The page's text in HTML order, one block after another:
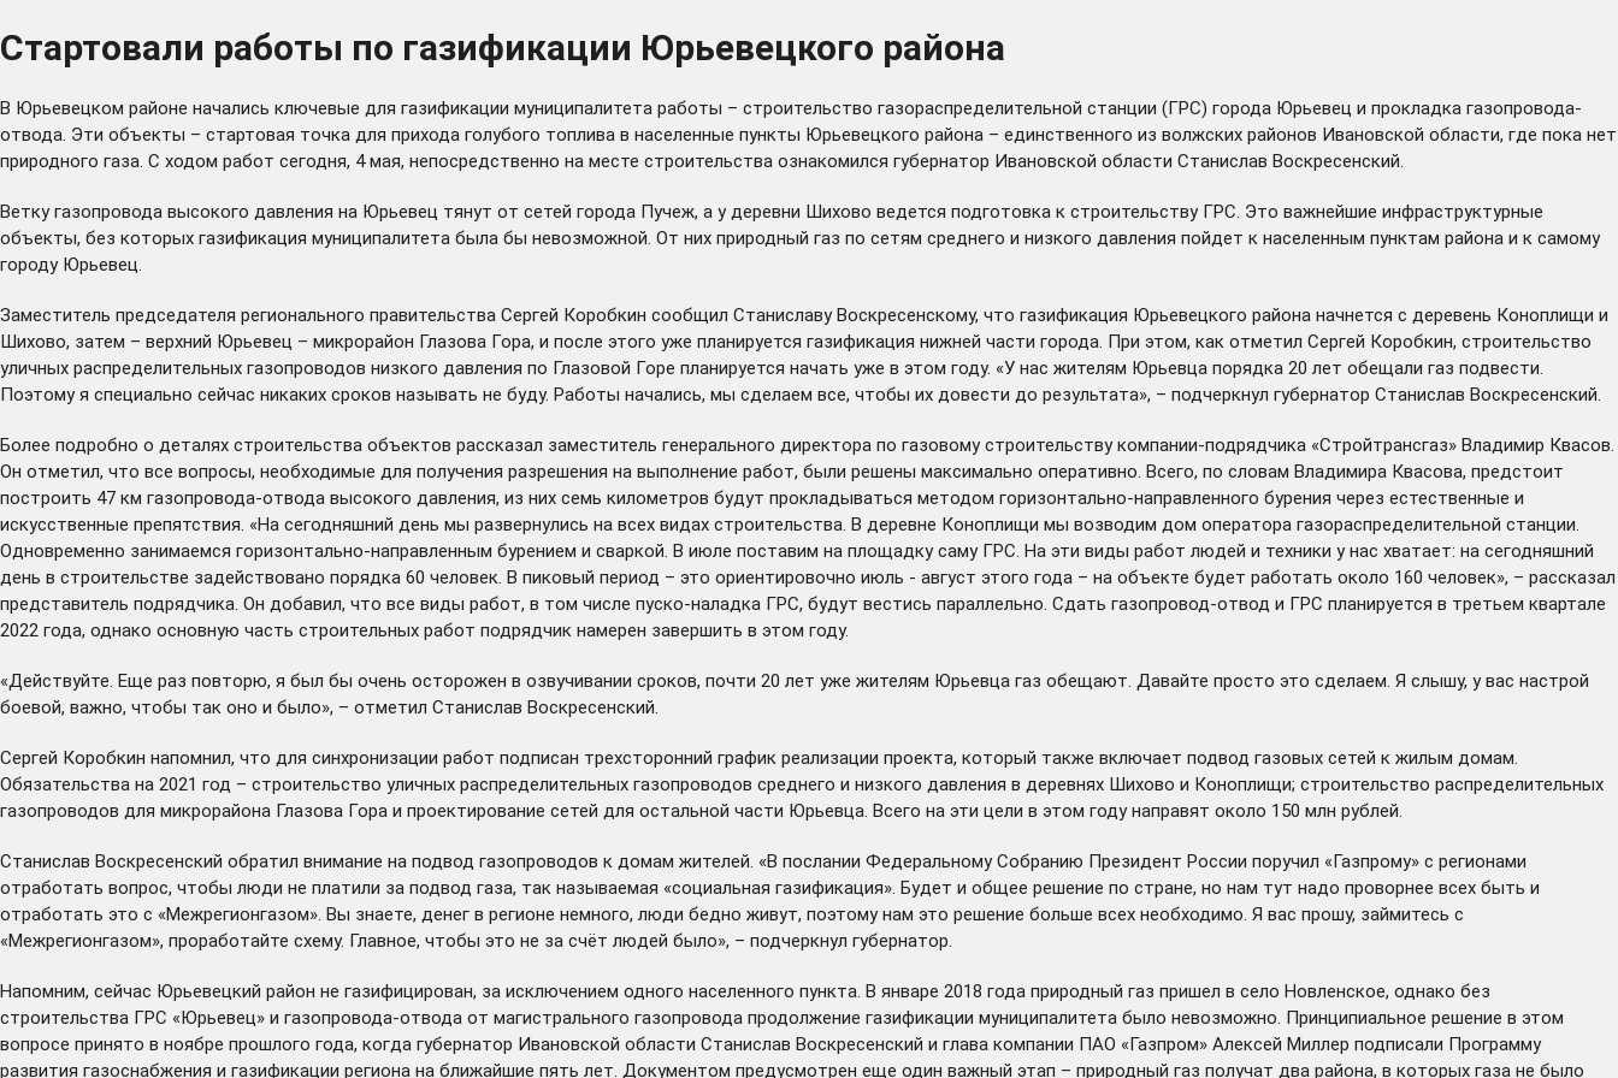
Стартовали работы по газификации Юрьевецкого района
В Юрьевецком районе начались ключевые для газификации муниципалитета работы – строительство газораспределительной станции (ГРС) города Юрьевец и прокладка газопровода-
отвода. Эти объекты – стартовая точка для прихода голубого топлива в населенные пункты Юрьевецкого района – единственного из волжских районов Ивановской области, где пока нет
природного газа. С ходом работ сегодня, 4 мая, непосредственно на месте строительства ознакомился губернатор Ивановской области Станислав Воскресенский.
Ветку газопровода высокого давления на Юрьевец тянут от сетей города Пучеж, а у деревни Шихово ведется подготовка к строительству ГРС. Это важнейшие инфраструктурные
объекты, без которых газификация муниципалитета была бы невозможной. От них природный газ по сетям среднего и низкого давления пойдет к населенным пунктам района и к самому
городу Юрьевец.
Заместитель председателя регионального правительства Сергей Коробкин сообщил Станиславу Воскресенскому, что газификация Юрьевецкого района начнется с деревень Коноплищи и
Шихово, затем – верхний Юрьевец – микрорайон Глазова Гора, и после этого уже планируется газификация нижней части города. При этом, как отметил Сергей Коробкин, строительство
уличных распределительных газопроводов низкого давления по Глазовой Горе планируется начать уже в этом году. «У нас жителям Юрьевца порядка 20 лет обещали газ подвести.
Поэтому я специально сейчас никаких сроков называть не буду. Работы начались, мы сделаем все, чтобы их довести до результата», – подчеркнул губернатор Станислав Воскресенский.
Более подробно о деталях строительства объектов рассказал заместитель генерального директора по газовому строительству компании-подрядчика «Стройтрансгаз» Владимир Квасов.
Он отметил, что все вопросы, необходимые для получения разрешения на выполнение работ, были решены максимально оперативно. Всего, по словам Владимира Квасова, предстоит
построить 47 км газопровода-отвода высокого давления, из них семь километров будут прокладываться методом горизонтально-направленного бурения через естественные и
искусственные препятствия. «На сегодняшний день мы развернулись на всех видах строительства. В деревне Коноплищи мы возводим дом оператора газораспределительной станции.
Одновременно занимаемся горизонтально-направленным бурением и сваркой. В июле поставим на площадку саму ГРС. На эти виды работ людей и техники у нас хватает: на сегодняшний
день в строительстве задействовано порядка 60 человек. В пиковый период – это ориентировочно июль - август этого года – на объекте будет работать около 160 человек», – рассказал
представитель подрядчика. Он добавил, что все виды работ, в том числе пуско-наладка ГРС, будут вестись параллельно. Сдать газопровод-отвод и ГРС планируется в третьем квартале
2022 года, однако основную часть строительных работ подрядчик намерен завершить в этом году.
«Действуйте. Еще раз повторю, я был бы очень осторожен в озвучивании сроков, почти 20 лет уже жителям Юрьевца газ обещают. Давайте просто это сделаем. Я слышу, у вас настрой
боевой, важно, чтобы так оно и было», – отметил Станислав Воскресенский.
Сергей Коробкин напомнил, что для синхронизации работ подписан трехсторонний график реализации проекта, который также включает подвод газовых сетей к жилым домам.
Обязательства на 2021 год – строительство уличных распределительных газопроводов среднего и низкого давления в деревнях Шихово и Коноплищи; строительство распределительных
газопроводов для микрорайона Глазова Гора и проектирование сетей для остальной части Юрьевца. Всего на эти цели в этом году направят около 150 млн рублей.
Станислав Воскресенский обратил внимание на подвод газопроводов к домам жителей. «В послании Федеральному Собранию Президент России поручил «Газпрому» с регионами
отработать вопрос, чтобы люди не платили за подвод газа, так называемая «социальная газификация». Будет и общее решение по стране, но нам тут надо проворнее всех быть и
отработать это с «Межрегионгазом». Вы знаете, денег в регионе немного, люди бедно живут, поэтому нам это решение больше всех необходимо. Я вас прошу, займитесь с
«Межрегионгазом», проработайте схему. Главное, чтобы это не за счёт людей было», – подчеркнул губернатор.
Напомним, сейчас Юрьевецкий район не газифицирован, за исключением одного населенного пункта. В январе 2018 года природный газ пришел в село Новленское, однако без
строительства ГРС «Юрьевец» и газопровода-отвода от магистрального газопровода продолжение газификации муниципалитета было невозможно. Принципиальное решение в этом
вопросе принято в ноябре прошлого года, когда губернатор Ивановской области Станислав Воскресенский и глава компании ПАО «Газпром» Алексей Миллер подписали Программу
развития газоснабжения и газификации региона на ближайшие пять лет. Документом предусмотрен еще один важный этап – природный газ получат два района, в которых газа не было